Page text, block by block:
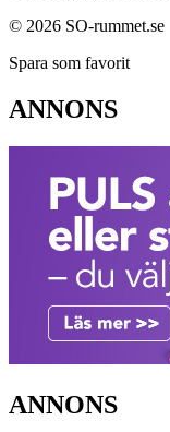
© 2026 SO-rummet.se
Spara som favorit
ANNONS
ANNONS